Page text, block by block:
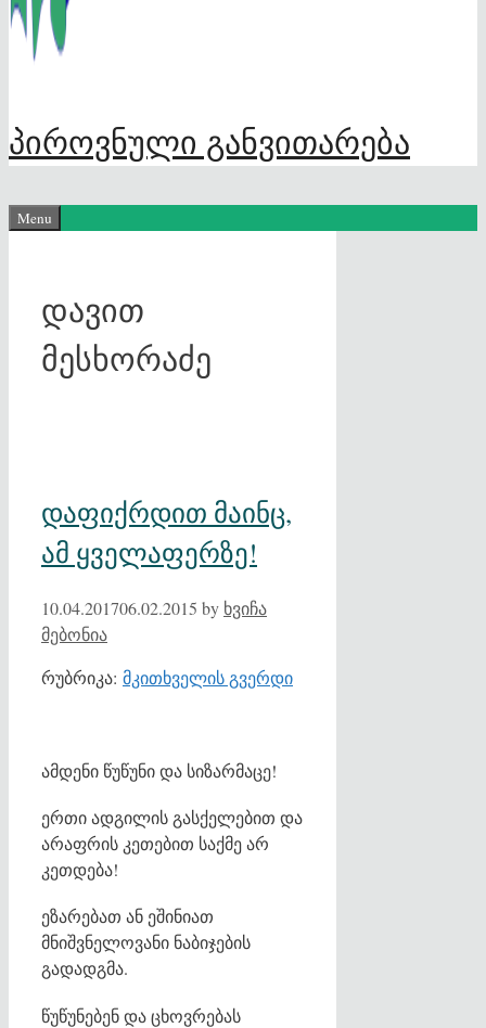
პიროვნული განვითარება
Menu
დავით
მესხორაძე
დაფიქრდით მაინც,
ამ ყველაფერზე!
10.04.201706.02.2015 by ხვიჩა
მებონია
რუბრიკა: მკითხველის გვერდი
ამდენი წუწუნი და სიზარმაცე!
ერთი ადგილის გასქელებით და
არაფრის კეთებით საქმე არ
კეთდება!
ეზარებათ ან ეშინიათ
მნიშვნელოვანი ნაბიჯების
გადადგმა.
წუწუნებენ და ცხოვრებას